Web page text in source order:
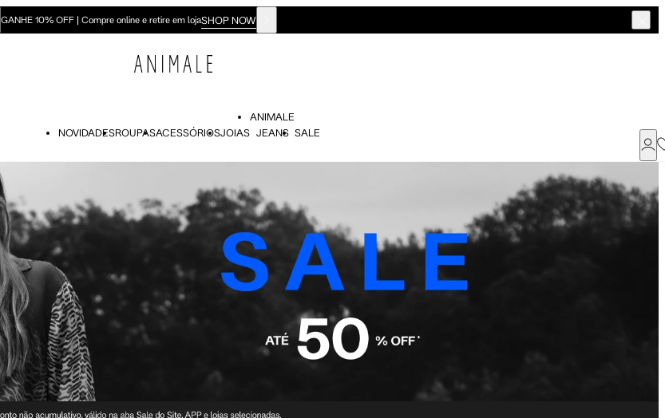
GANHE 10% OFF | Compre online e retire em lojaSHOP NOW
NOVIDADESROUPASACESSÓRIOSJOIAS
ANIMALE
JEANS SALE
Já possui uma conta ?
Faça login ou cadastre-se
ENTRAR